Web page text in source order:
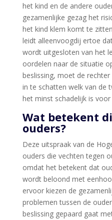
het kind en de andere
gezamenlijke gezag het
het kind klem komt te
leidt alleenvoogdij ertoe
wordt uitgesloten van het
oordelen naar de situatie
beslissing, moet de
in te schatten welk van de
het minst schadelijk is
Wat betekent
ouders?
Deze uitspraak van de
ouders die vechten tegen
omdat het betekent dat
wordt beloond met
ervoor kiezen de
problemen tussen de
beslissing gepaard gaat